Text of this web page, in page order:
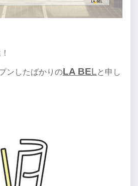
ンしたばかりのLA BEL と申し